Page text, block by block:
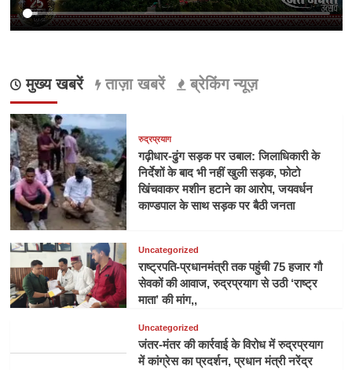
मुख्य खबरें ताज़ा खबरें ब्रेकिंग न्यूज़
रुद्रप्रयाग
गढ़ीधार-ढुंग सड़क पर उबाल: जिलाधिकारी के
निर्देशों के बाद भी नहीं खुली सड़क, फोटो
खिंचवाकर मशीन हटाने का आरोप, जयवर्धन
काण्डपाल के साथ सड़क पर बैठी जनता
Uncategorized
राष्ट्रपति-प्रधानमंत्री तक पहुंची 75 हजार गौ
सेवकों की आवाज, रुद्रप्रयाग से उठी ‘राष्ट्र
माता’ की मांग,,
Uncategorized
जंतर-मंतर की कार्रवाई के विरोध में रुद्रप्रयाग
में कांग्रेस का प्रदर्शन, प्रधान मंत्री नरेंद्र